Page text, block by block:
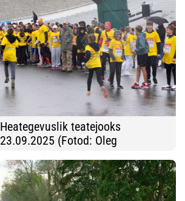
Heategevuslik teatejooks
23.09.2025 (Fotod: Oleg